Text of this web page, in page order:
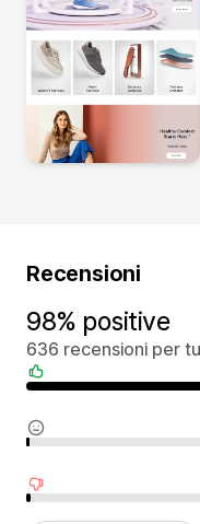
Recensioni
98% positive
636 recensioni per
Recensioni positive
Recensioni neutrali
Recensioni negative